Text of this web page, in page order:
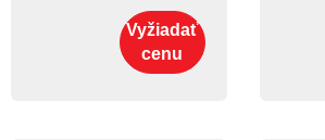
Vyžiadať
cenu